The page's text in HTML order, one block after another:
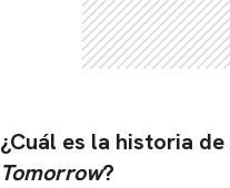
¿Cuál es la historia de
Tomorrow?